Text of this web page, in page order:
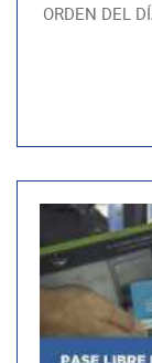
ORDEN DEL